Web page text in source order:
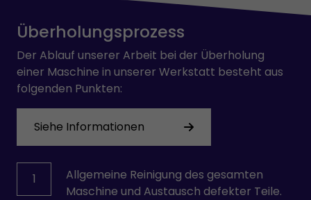
Überholungsprozess
Der Ablauf unserer Arbeit bei der Überholung
einer Maschine in unserer Werkstatt besteht aus
folgenden Punkten:
Siehe Informationen
1
Allgemeine Reinigung des gesamten
Maschine und Austausch defekter Teile.